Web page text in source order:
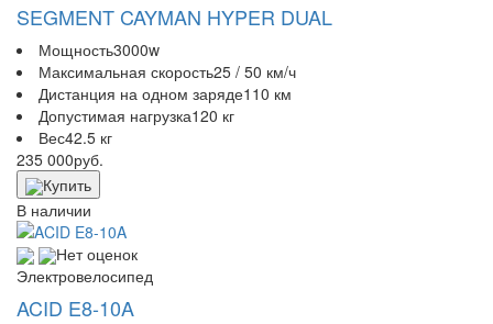
SEGMENT CAYMAN HYPER DUAL
Мощность3000w
Максимальная скорость25 / 50 км/ч
Дистанция на одном заряде110 км
Допустимая нагрузка120 кг
Вес42.5 кг
235 000руб.
Купить
В наличии
Нет оценок
Электровелосипед
ACID E8-10A